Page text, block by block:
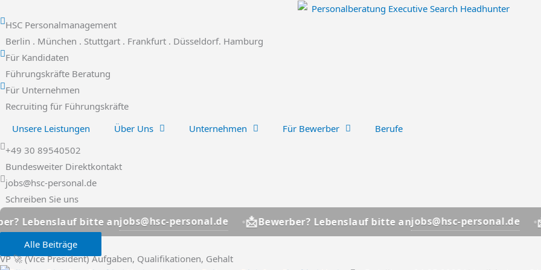
Inhalt
springen
HSC Personalmanagement
Berlin . München . Stuttgart . Frankfurt . Düsseldorf. Hamburg
Für Kandidaten
Führungskräfte Beratung
Für Unternehmen
Recruiting für Führungskräfte
Unsere Leistungen
Über Uns Unternehmen Für Bewerber
Berufe
+49 30 89540502
Bundesweiter Direktkontakt
jobs@hsc-personal.de
Schreiben Sie uns
bitte anjobs@hsc-personal.de 📩Bewerber? Lebenslauf bitte anjobs@hsc-personal.de 📩
Alle Beiträge
VP 🚀 (Vice President) Aufgaben, Qualifikationen, Gehalt